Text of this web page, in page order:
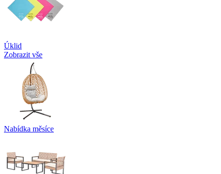
Úklid
Zobrazit vše
Nabídka měsíce